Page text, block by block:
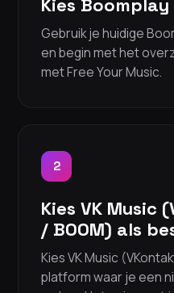
Kies
Gebruik je huidige
en begin met het
met Free Your Music.
2
Kies VK Music
/ BOOM) als
Kies VK Music
platform waar je een